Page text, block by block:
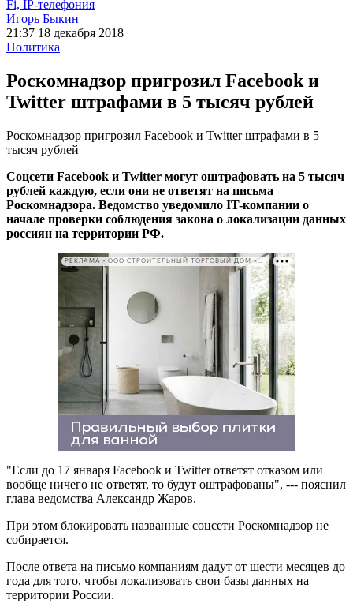
Fi, IP-телефония
Игорь Быкин
21:37 18 декабря 2018
Политика
Роскомнадзор пригрозил Facebook и
Twitter штрафами в 5 тысяч рублей
Роскомнадзор пригрозил Facebook и Twitter штрафами в 5
тысяч рублей
Соцсети Facebook и Twitter могут оштрафовать на 5 тысяч
рублей каждую, если они не ответят на письма
Роскомнадзора. Ведомство уведомило IT-компании о
начале проверки соблюдения закона о локализации данных
россиян на территории РФ.
РЕКЛАМА • ООО СТРОИТЕЛЬНЫЙ ТОРГОВЫЙ ДОМ «ПЕТРОВИЧ». ИНН: 7802348846
"Если до 17 января Facebook и Twitter ответят отказом или
вообще ничего не ответят, то будут оштрафованы", --- пояснил
глава ведомства Александр Жаров.
При этом блокировать названные соцсети Роскомнадзор не
собирается.
После ответа на письмо компаниям дадут от шести месяцев до
года для того, чтобы локализовать свои базы данных на
территории России.